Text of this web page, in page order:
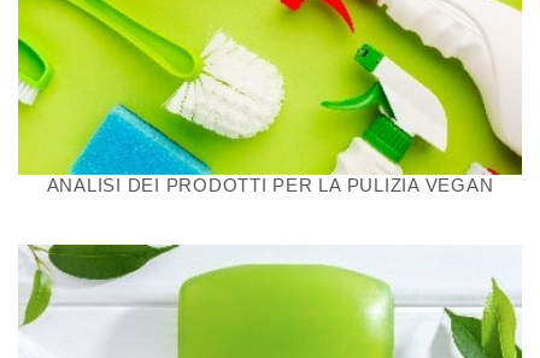
ANALISI DEI PRODOTTI PER LA PULIZIA VEGAN